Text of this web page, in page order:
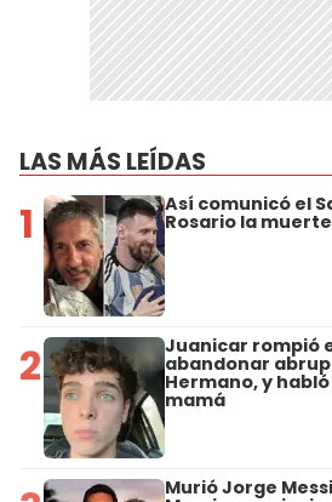
LAS MÁS LEÍDAS
1 Así comunicó el
Rosario la
2 Juanicar rompió
abandonar
Hermano, y
mamá
Murió Jorge